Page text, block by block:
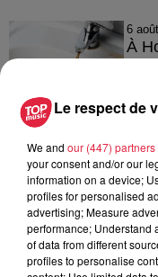
6
À
6
6
Le respect de
We and our (447) partners
your consent and/or our
information on a device;
profiles for personalised
advertising; Measure
performance; Understand
of data from different
profiles to personalise